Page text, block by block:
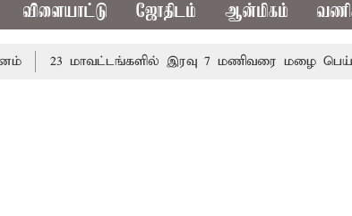
விளையாட்டு ஜோதிடம் ஆன்மிகம்
23 மாவட்டங்களில் இரவு 7 மணிவரை மழை பெய்ய